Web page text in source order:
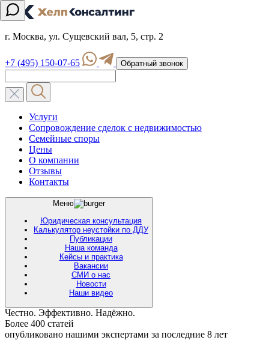
г. Москва, ул. Сущевский вал, 5, стр. 2
+7 (495) 150-07-65 Обратный звонок
Услуги
Сопровождение сделок с недвижимостью
Семейные споры
Цены
О компании
Отзывы
Контакты
Меню
Юридическая консультация
Калькулятор неустойки по ДДУ
Публикации
Наша команда
Кейсы и практика
Вакансии
СМИ о нас
Новости
Наши видео
Честно. Эффективно. Надёжно.
Более 400 статей
опубликовано нашими экспертами за последние 8 лет